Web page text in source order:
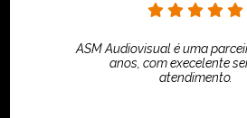
ASM Audiovisual é uma
anos, com execelente
atendimento.